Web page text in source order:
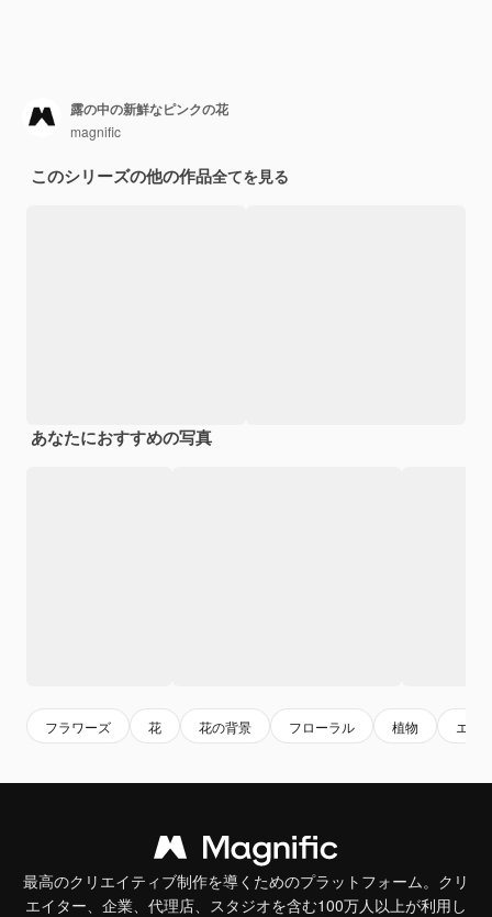
露の中の新鮮なピンクの花
magnific
このシリーズの他の作品全てを見る
あなたにおすすめの写真
フラワーズ 花 花の背景 フローラル 植物 エキ
最高のクリエイティブ制作を導くためのプラットフォーム。クリ
エイター、企業、代理店、スタジオを含む100万人以上が利用し